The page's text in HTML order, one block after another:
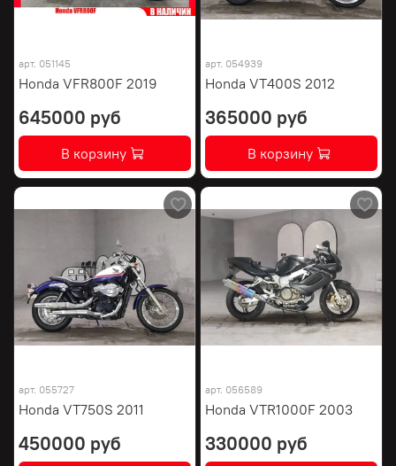
арт. 051145
Honda VFR800F 2019
645000 руб
В корзину
арт. 054939
Honda VT400S 2012
365000 руб
В корзину
арт. 055727
Honda VT750S 2011
450000 руб
арт. 056589
Honda VTR1000F 2003
330000 руб